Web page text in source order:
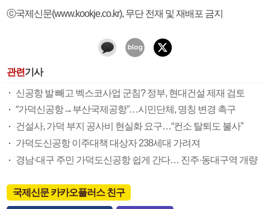
ⓒ국제신문(www.kookje.co.kr), 무단 전재 및 재배포 금지
관련기사
신공항 발 빼고 벡스코사업 군침? 정부, 현대건설 제재 검토
“가덕신공항→부산국제공항”…시민단체, 명칭 변경 촉구
건설사, 가덕 부지 공사비 현실화 요구…“컨소 탈퇴도 불사”
가덕도신공항 이주대책 대상자 238세대 가려져
경남·대구 주민 가덕도신공항 쉽게 간다… 진주·동대구역 개량
국제신문 카카오플러스 친구